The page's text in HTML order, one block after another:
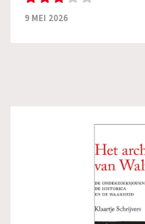
9 MEI 2026